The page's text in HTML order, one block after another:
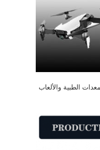
الطبية والألعاب